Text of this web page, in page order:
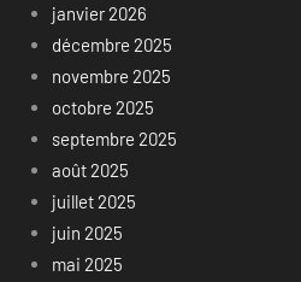
janvier 2026
décembre 2025
novembre 2025
octobre 2025
septembre 2025
août 2025
juillet 2025
juin 2025
mai 2025